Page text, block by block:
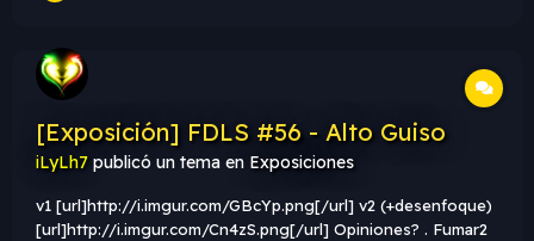
[Exposición] FDLS #56 - Alto Guiso
iLyLh7 publicó un tema en Exposiciones
v1 [url]http://i.imgur.com/GBcYp.png[/url] v2 (+desenfoque)
[url]http://i.imgur.com/Cn4zS.png[/url] Opiniones? . Fumar2